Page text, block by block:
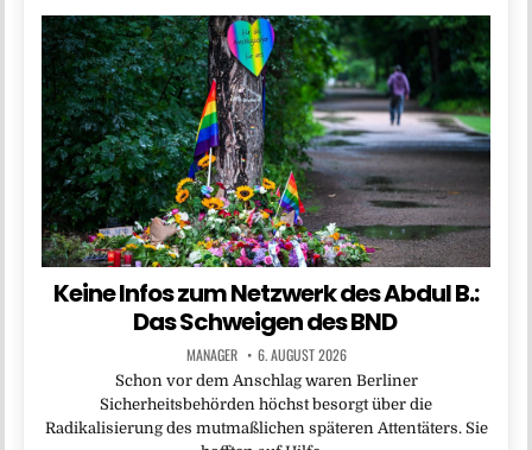
Keine Infos zum Netzwerk des Abdul B.:
Das Schweigen des BND
MANAGER 6. AUGUST 2026
Schon vor dem Anschlag waren Berliner
Sicherheitsbehörden höchst besorgt über die
Radikalisierung des mutmaßlichen späteren Attentäters. Sie